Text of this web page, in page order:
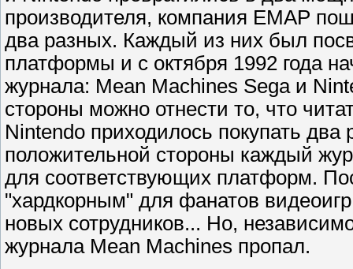
производителя, компания EMAP
два разных. Каждый из них был
платформы и с октября 1992 года
журнала: Mean Machines Sega и
стороны можно отнести то, что
Nintendo приходилось покупать
положительной стороны каждый
для соответствующих платформ.
"хардкорным" для фанатов
новых сотрудников... Но,
журнала Mean Machines пропал.